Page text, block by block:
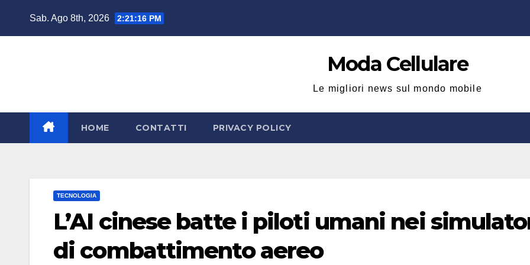
Sab. Ago 8th, 2026 2:21:16 PM
Moda Cellulare
Le migliori news sul mondo mobile
HOME CONTATTI PRIVACY POLICY
TECNOLOGIA
L’AI cinese batte i piloti umani nei
di combattimento aereo